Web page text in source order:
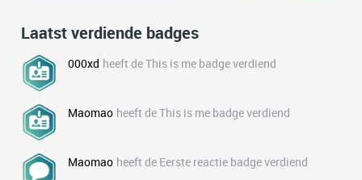
Laatst verdiende badges
000xd heeft de This is me badge verdiend
Maomao heeft de This is me badge verdiend
Maomao heeft de Eerste reactie badge verdiend